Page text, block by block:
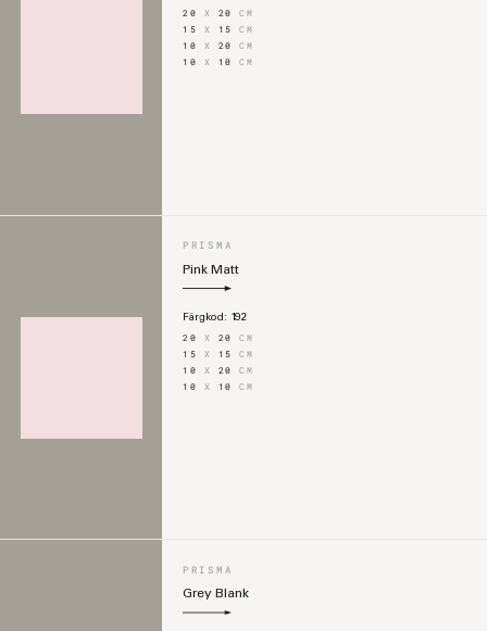
20 X 20CM
15 X 15CM
10 X 20CM
10 X 10CM
PRISMA
Pink Matt
Färgkod: 192
20 X 20CM
15 X 15CM
10 X 20CM
10 X 10CM
PRISMA
Grey Blank